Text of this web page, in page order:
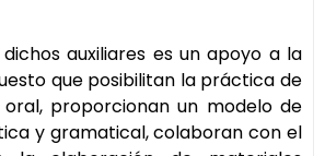
auxiliares es un apoyo a la
que posibilitan la práctica de
proporcionan un modelo de
y gramatical, colaboran con el